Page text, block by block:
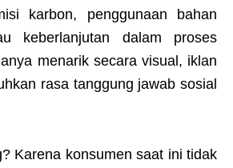
karbon, penggunaan bahan
keberlanjutan dalam proses
menarik secara visual, iklan
rasa tanggung jawab sosial
Karena konsumen saat ini tidak